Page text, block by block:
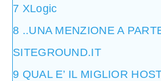
7 XLogic
8 ..UNA MENZIONE A
SITEGROUND.IT
9 QUAL E’ IL MIGLIOR